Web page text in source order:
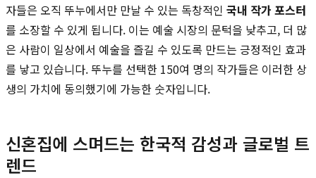
자들은 오직 뚜누에서만 만날 수 있는 독창적인 국내 작가 포스터
를 소장할 수 있게 됩니다. 이는 예술 시장의 문턱을 낮추고, 더 많
은 사람이 일상에서 예술을 즐길 수 있도록 만드는 긍정적인 효과
를 낳고 있습니다. 뚜누를 선택한 150여 명의 작가들은 이러한 상
생의 가치에 동의했기에 가능한 숫자입니다.
신혼집에 스며드는 한국적 감성과 글로벌 트
렌드